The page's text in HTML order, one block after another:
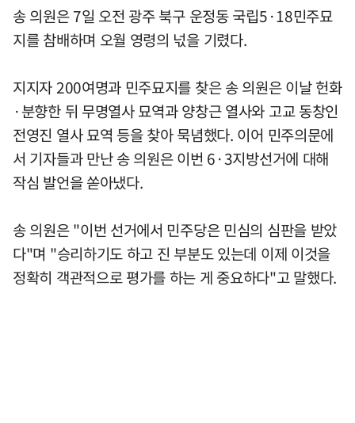
송 의원은 7일 오전 광주 북구 운정동 국립5·18민주묘
지를 참배하며 오월 영령의 넋을 기렸다.
지지자 200여명과 민주묘지를 찾은 송 의원은 이날 헌화
·분향한 뒤 무명열사 묘역과 양창근 열사와 고교 동창인
전영진 열사 묘역 등을 찾아 묵념했다. 이어 민주의문에
서 기자들과 만난 송 의원은 이번 6·3지방선거에 대해
작심 발언을 쏟아냈다.
송 의원은 "이번 선거에서 민주당은 민심의 심판을 받았
다"며 "승리하기도 하고 진 부분도 있는데 이제 이것을
정확히 객관적으로 평가를 하는 게 중요하다"고 말했다.